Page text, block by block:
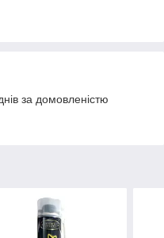
за домовленістю